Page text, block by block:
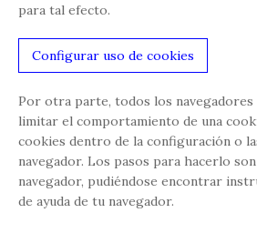
para tal efecto.
Configurar uso de cookies
Por otra parte, todos los
limitar el comportamiento de una
cookies dentro de la configuración o
navegador. Los pasos para hacerlo
navegador, pudiéndose encontrar
de ayuda de tu navegador.